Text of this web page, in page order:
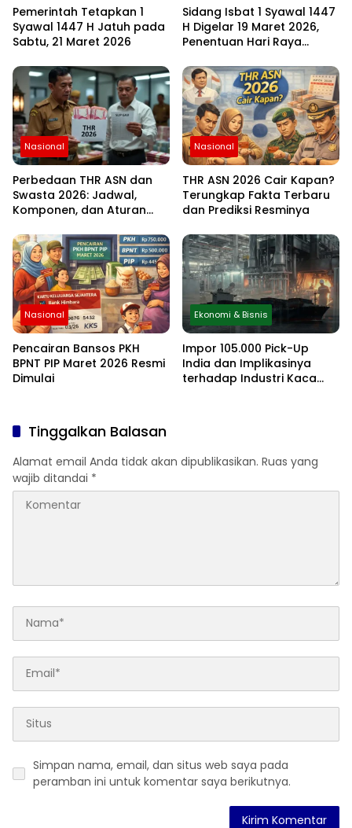
Pemerintah Tetapkan 1
Syawal 1447 H Jatuh pada
Sabtu, 21 Maret 2026
Sidang Isbat 1 Syawal 1447
H Digelar 19 Maret 2026,
Penentuan Hari Raya
Rukyat Hilal
Nasional
Perbedaan THR ASN dan
Swasta 2026: Jadwal,
Komponen, dan Aturan
Nasional
THR ASN 2026 Cair Kapan?
Terungkap Fakta Terbaru
dan Prediksi Resminya
Nasional
Pencairan Bansos PKH
BPNT PIP Maret 2026 Resmi
Dimulai
Ekonomi & Bisnis
Impor 105.000 Pick-Up
India dan Implikasinya
terhadap Industri Kaca
Tinggalkan Balasan
Alamat email Anda tidak akan dipublikasikan. Ruas yang
wajib ditandai *
Simpan nama, email, dan situs web saya pada
peramban ini untuk komentar saya berikutnya.